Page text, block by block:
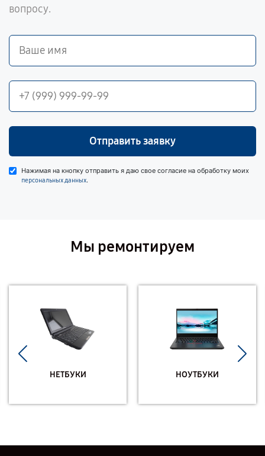
вопросу.
Отправить заявку
Нажимая на кнопку отправить я даю свое согласие на обработку моих
персональных данных.
Мы ремонтируем
НЕТБУКИ НОУТБУКИ